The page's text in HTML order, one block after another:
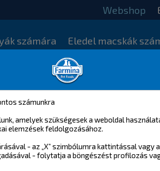
számunkra
amelyek szükségesek a weboldal
elemzések feldolgozásához.
- az „X” szimbólumra kattintással vagy a
- folytatja a böngészést profilozás
Webshop
számára Eledel macskák